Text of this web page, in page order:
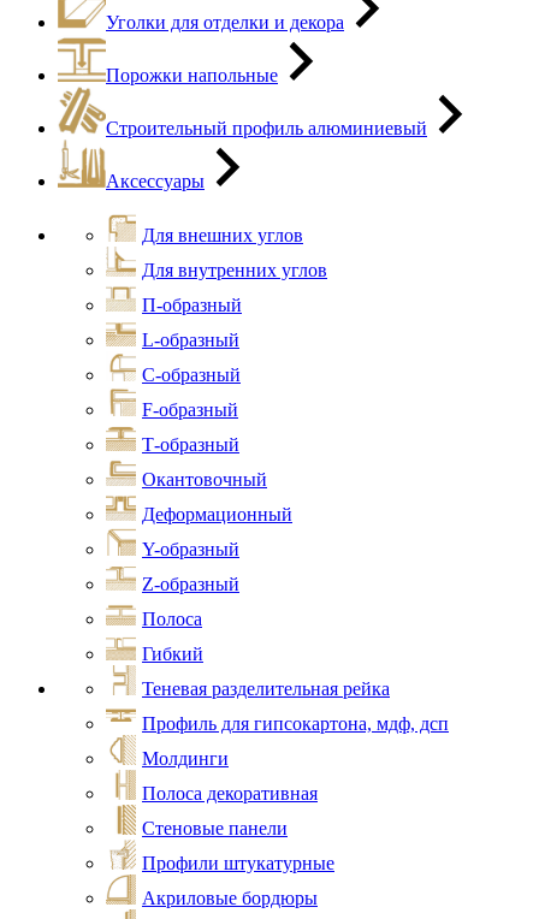
Уголки для отделки и декора
Порожки напольные
Строительный профиль алюминиевый
Аксессуары
Для внешних углов
Для внутренних углов
П-образный
L-образный
С-образный
F-образный
Т-образный
Окантовочный
Деформационный
Y-образный
Z-образный
Полоса
Гибкий
Теневая разделительная рейка
Профиль для гипсокартона, мдф, дсп
Молдинги
Полоса декоративная
Стеновые панели
Профили штукатурные
Акриловые бордюры